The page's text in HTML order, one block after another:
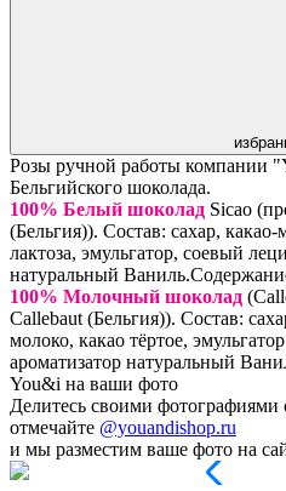
Розы ручной работы компании
Бельгийского шоколада.
100% Белый шоколад Sicao
(Бельгия)). Состав: сахар,
лактоза, эмульгатор, соевый
натуральный
100% Молочный шоколад
Callebaut (Бельгия)). Состав:
молоко, какао тёртое,
ароматизатор натуральный
You&i на ваши фото
Делитесь своими фотографиями
отмечайте @youandishop.ru
и мы разместим ваше фото на